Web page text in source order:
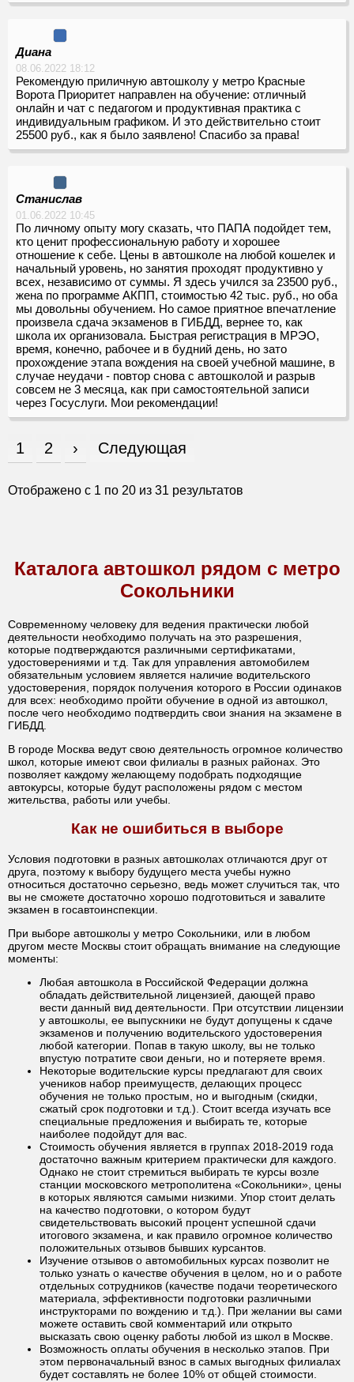
Диана
08.06.2022 18:12
Рекомендую приличную автошколу у метро Красные
Ворота Приоритет направлен на обучение: отличный
онлайн и чат с педагогом и продуктивная практика с
индивидуальным графиком. И это действительно стоит
25500 руб., как я было заявлено! Спасибо за права!
Станислав
01.06.2022 10:45
По личному опыту могу сказать, что ПАПА подойдет тем,
кто ценит профессиональную работу и хорошее
отношение к себе. Цены в автошколе на любой кошелек и
начальный уровень, но занятия проходят продуктивно у
всех, независимо от суммы. Я здесь учился за 23500 руб.,
жена по программе АКПП, стоимостью 42 тыс. руб., но оба
мы довольны обучением. Но самое приятное впечатление
произвела сдача экзаменов в ГИБДД, вернее то, как
школа их организовала. Быстрая регистрация в МРЭО,
время, конечно, рабочее и в будний день, но зато
прохождение этапа вождения на своей учебной машине, в
случае неудачи - повтор снова с автошколой и разрыв
совсем не 3 месяца, как при самостоятельной записи
через Госуслуги. Мои рекомендации!
1 2 › Следующая
Отображено с 1 по 20 из 31 результатов
Каталога автошкол рядом с метро
Сокольники
Современному человеку для ведения практически любой
деятельности необходимо получать на это разрешения,
которые подтверждаются различными сертификатами,
удостоверениями и т.д. Так для управления автомобилем
обязательным условием является наличие водительского
удостоверения, порядок получения которого в России одинаков
для всех: необходимо пройти обучение в одной из автошкол,
после чего необходимо подтвердить свои знания на экзамене в
ГИБДД.
В городе Москва ведут свою деятельность огромное количество
школ, которые имеют свои филиалы в разных районах. Это
позволяет каждому желающему подобрать подходящие
автокурсы, которые будут расположены рядом с местом
жительства, работы или учебы.
Как не ошибиться в выборе
Условия подготовки в разных автошколах отличаются друг от
друга, поэтому к выбору будущего места учебы нужно
относиться достаточно серьезно, ведь может случиться так, что
вы не сможете достаточно хорошо подготовиться и завалите
экзамен в госавтоинспекции.
При выборе автошколы у метро Сокольники, или в любом
другом месте Москвы стоит обращать внимание на следующие
моменты:
Любая автошкола в Российской Федерации должна
обладать действительной лицензией, дающей право
вести данный вид деятельности. При отсутствии лицензии
у автошколы, ее выпускники не будут допущены к сдаче
экзаменов и получению водительского удостоверения
любой категории. Попав в такую школу, вы не только
впустую потратите свои деньги, но и потеряете время.
Некоторые водительские курсы предлагают для своих
учеников набор преимуществ, делающих процесс
обучения не только простым, но и выгодным (скидки,
сжатый срок подготовки и т.д.). Стоит всегда изучать все
специальные предложения и выбирать те, которые
наиболее подойдут для вас.
Стоимость обучения является в группах 2018-2019 года
достаточно важным критерием практически для каждого.
Однако не стоит стремиться выбирать те курсы возле
станции московского метрополитена «Сокольники», цены
в которых являются самыми низкими. Упор стоит делать
на качество подготовки, о котором будут
свидетельствовать высокий процент успешной сдачи
итогового экзамена, и как правило огромное количество
положительных отзывов бывших курсантов.
Изучение отзывов о автомобильных курсах позволит не
только узнать о качестве обучения в целом, но и о работе
отдельных сотрудников (качестве подачи теоретического
материала, эффективности подготовки различными
инструкторами по вождению и т.д.). При желании вы сами
можете оставить свой комментарий или открыто
высказать свою оценку работы любой из школ в Москве.
Возможность оплаты обучения в несколько этапов. При
этом первоначальный взнос в самых выгодных филиалах
будет составлять не более 10% от общей стоимости.